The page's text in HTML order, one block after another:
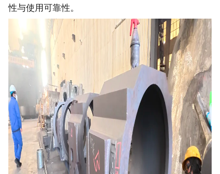
性与使用可靠性。